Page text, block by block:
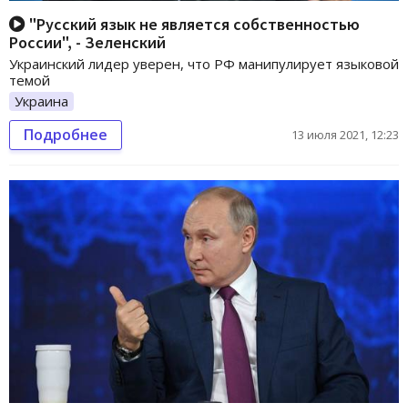
"Русский язык не является собственностью
России", - Зеленский
Украинский лидер уверен, что РФ манипулирует языковой
темой
Украина
Подробнее 13 июля 2021, 12:23